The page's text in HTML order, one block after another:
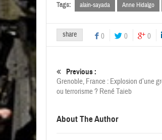
Tags: alain-sayada Anne Hidalgo
share 0 0 0
Previous :
Grenoble, France : Explosion d’une
ou terrorisme ? René Taieb
About The Author